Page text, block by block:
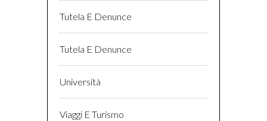
Tutela E Denunce
Tutela E Denunce
Università
Viaggi E Turismo